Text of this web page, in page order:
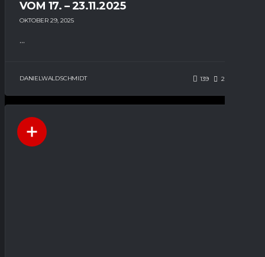
VOM 17. – 23.11.2025
OKTOBER 29, 2025
...
DANIELWALDSCHMIDT 139 255